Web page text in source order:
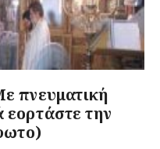
πνευματική
εορτάστε την